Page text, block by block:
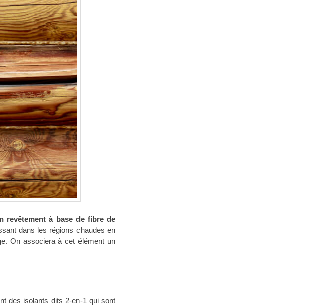
revêtement à base de fibre de
dans les régions chaudes en
On associera à cet élément un
des isolants dits 2-en-1 qui sont